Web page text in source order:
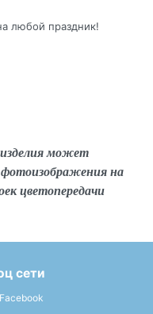
любой праздник!
может
на
цветопередачи
сети
Facebook